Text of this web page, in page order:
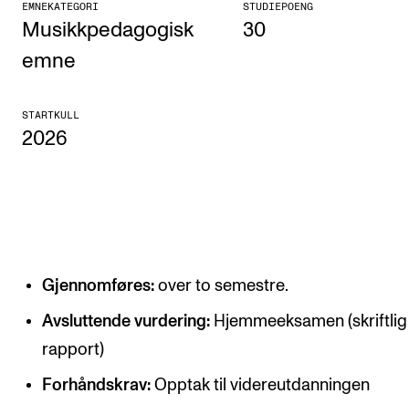
STUDENTLIV
Søknad og opptak
Salane våre
EMNEKATEGORI
Musikkpedagogisk
emne
STUDIEPOENG
30
STARTKULL
2026
Gjennomføres: over to semestre.
Avsluttende vurdering: Hjemmeeksamen (skriftlig
rapport)
Forhåndskrav: Opptak til videreutdanningen